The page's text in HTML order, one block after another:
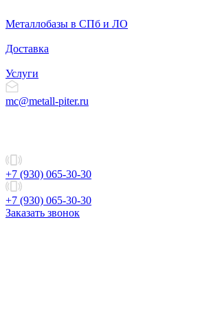
Металлобазы в СПб и ЛО
Доставка
Услуги
mc@metall-piter.ru
+7 (930) 065-30-30
+7 (930) 065-30-30
Заказать звонок